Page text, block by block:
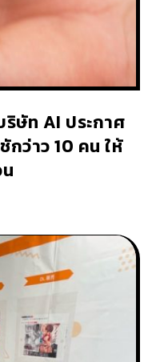
ษัท AI ประกาศ
ว่าว 10 คน ให้